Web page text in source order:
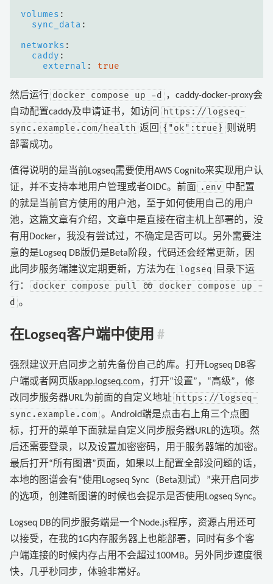
volumes :
sync_data :
networks :
caddy :
external : true
然后运行 docker compose up -d
，caddy-docker-proxy会
自动配置caddy及申请证书，如访问
https://logseq-
sync.example.com/health 返回 {"ok":true} 则说明
部署成功。
值得说明的是当前Logseq需要使用AWS Cognito来实现用户认
证，并不支持本地用户管理或者OIDC。前面
.env 中配置
的就是当前官方使用的用户池，至于如何使用自己的用户
池， 这篇文章有介绍，文章中是直接在宿主机上部署的，没
有用Docker，我没有尝试过，不确定是否可以。另外需要注
意的是Logseq DB版仍是Beta阶段，代码还会经常更新，因
此同步服务端建议定期更新，方法为在 logseq
目录下运
行：
docker compose pull && docker compose up -
d 。
在Logseq客户端中使用 #
强烈建议开启同步之前先备份自己的库。打开Logseq DB客
户端或者网页版app.logseq.com，打开“设置”，“高级”，修
改同步服务器URL为前面的自定义地址 https://logseq-
sync.example.com 。Android端是点击右上角三个点图
标，打开的菜单下面就是自定义同步服务器URL的选项。然
后还需要登录，以及设置加密密码，用于服务器端的加密。
最后打开“所有图谱”页面，如果以上配置全部没问题的话，
本地的图谱会有“使用Logseq Sync（Beta测试）”来开启同步
的选项，创建新图谱的时候也会提示是否使用Logseq Sync。
Logseq DB的同步服务端是一个Node.js程序，资源占用还可
以接受，在我的1G内存服务器上也能部署，同时有多个客
户端连接的时候内存占用不会超过100MB。另外同步速度很
快，几乎秒同步，体验非常好。